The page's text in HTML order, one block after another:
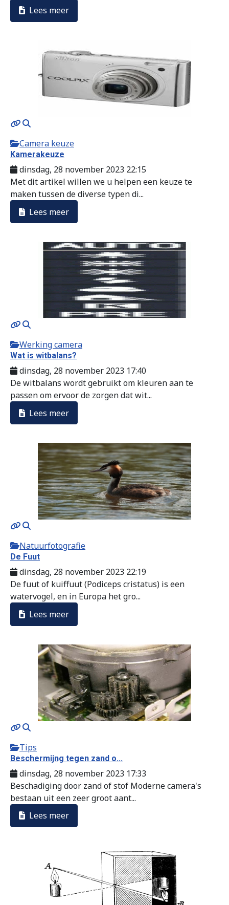
Lees meer
Camera keuze
Kamerakeuze
dinsdag, 28 november 2023 22:15
Met dit artikel willen we u helpen een keuze te
maken tussen de diverse typen di...
Lees meer
Werking camera
Wat is witbalans?
dinsdag, 28 november 2023 17:40
De witbalans wordt gebruikt om kleuren aan te
passen om ervoor de zorgen dat wit...
Lees meer
Natuurfotografie
De Fuut
dinsdag, 28 november 2023 22:19
De fuut of kuiffuut (Podiceps cristatus) is een
watervogel, en in Europa het gro...
Lees meer
Tips
Beschermijng tegen zand o...
dinsdag, 28 november 2023 17:33
Beschadiging door zand of stof Moderne camera's
bestaan uit een zeer groot aant...
Lees meer